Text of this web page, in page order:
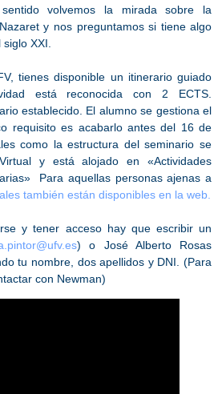
volvemos la mirada sobre la
y nos preguntamos si tiene algo
XXI.
tienes disponible un itinerario guiado
está reconocida con 2 ECTS
establecido . El alumno se gestiona el
requisito es acabarlo antes del 16 de
como la estructura del seminario se
y está alojado en «Actividades
Para aquellas personas ajenas a
también están disponibles en la web.
y tener acceso hay que escribir un
) o José Alberto Rosas
tu nombre, dos apellidos y DNI. (Para
con Newman)